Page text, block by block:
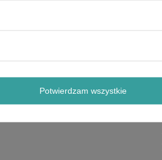
Potwierdzam wszystkie